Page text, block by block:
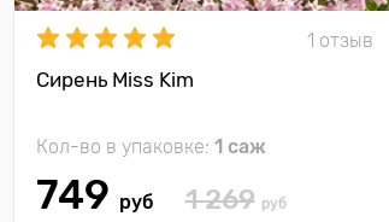
1 отзыв
Сирень Miss Kim
Кол-во в упаковке: 1 саж
749 руб 1 269 руб